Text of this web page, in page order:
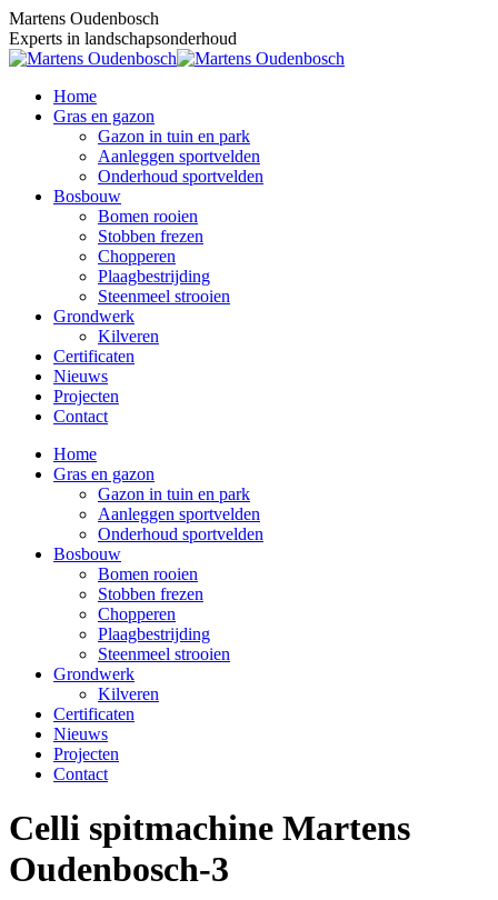
Skip
to
content
Martens Oudenbosch
Experts in landschapsonderhoud
Home
Gras en gazon
Gazon in tuin en park
Aanleggen sportvelden
Onderhoud sportvelden
Bosbouw
Bomen rooien
Stobben frezen
Chopperen
Plaagbestrijding
Steenmeel strooien
Grondwerk
Kilveren
Certificaten
Nieuws
Projecten
Contact
Home
Gras en gazon
Gazon in tuin en park
Aanleggen sportvelden
Onderhoud sportvelden
Bosbouw
Bomen rooien
Stobben frezen
Chopperen
Plaagbestrijding
Steenmeel strooien
Grondwerk
Kilveren
Certificaten
Nieuws
Projecten
Contact
Celli spitmachine Martens
Oudenbosch-3